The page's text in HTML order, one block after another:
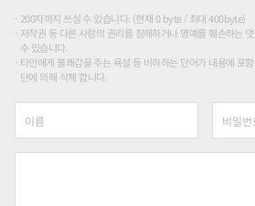
200자까지 쓰실 수 있습니다. (현재 0 byte / 최대 400byte)
저작권 등 다른 사람의 권리를 침해하거나 명예를 훼손하는
수 있습니다.
타인에게 불쾌감을 주는 욕설 등 비하하는 단어가 내용에 포
단에 의해 삭제 합니다.